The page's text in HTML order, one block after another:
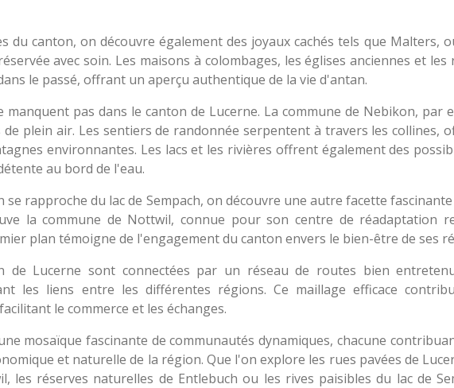
du canton, on découvre également des joyaux cachés tels que Malters,
avec soin. Les maisons à colombages, les églises anciennes et
le passé, offrant un aperçu authentique de la vie d'antan.
manquent pas dans le canton de Lucerne. La commune de Nebikon, par
plein air. Les sentiers de randonnée serpentent à travers les collines,
environnantes. Les lacs et les rivières offrent également des
au bord de l'eau.
rapproche du lac de Sempach, on découvre une autre facette
la commune de Nottwil, connue pour son centre de réadaptation
plan témoigne de l'engagement du canton envers le bien-être de ses
de Lucerne sont connectées par un réseau de routes bien
les liens entre les différentes régions. Ce maillage efficace
le commerce et les échanges.
mosaïque fascinante de communautés dynamiques, chacune
et naturelle de la région. Que l'on explore les rues pavées de
les réserves naturelles de Entlebuch ou les rives paisibles du lac de